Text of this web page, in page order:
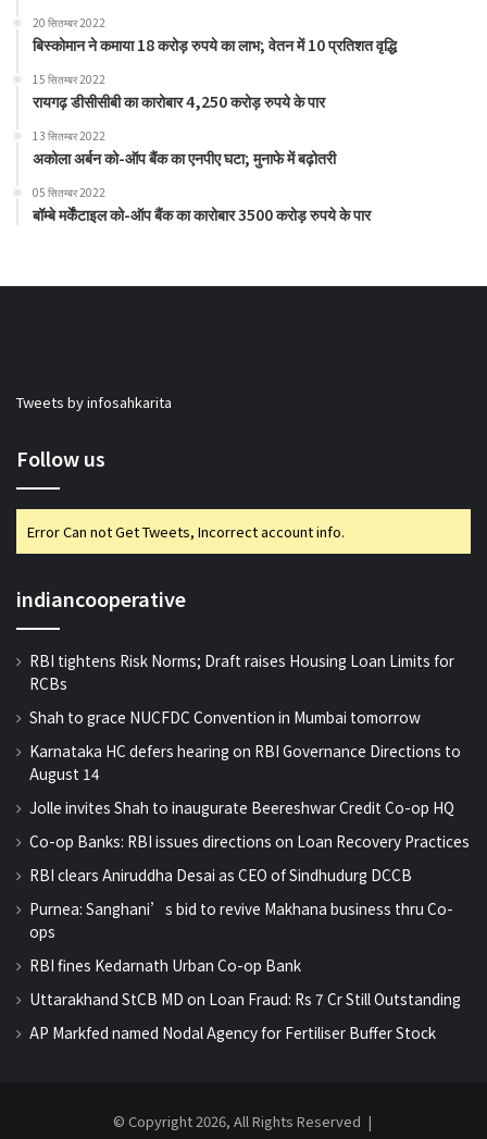
20 सितम्बर 2022
बिस्कोमान ने कमाया 18 करोड़ रुपये का लाभ; वेतन में 10 प्रतिशत वृद्धि
15 सितम्बर 2022
रायगढ़ डीसीसीबी का कारोबार 4,250 करोड़ रुपये के पार
13 सितम्बर 2022
अकोला अर्बन को-ऑप बैंक का एनपीए घटा; मुनाफे में बढ़ोतरी
05 सितम्बर 2022
बॉम्बे मर्केंटाइल को-ऑप बैंक का कारोबार 3500 करोड़ रुपये के पार
Tweets by infosahkarita
Follow us
Error Can not Get Tweets, Incorrect account info.
indiancooperative
RBI tightens Risk Norms; Draft raises Housing Loan Limits for
RCBs
Shah to grace NUCFDC Convention in Mumbai tomorrow
Karnataka HC defers hearing on RBI Governance Directions to
August 14
Jolle invites Shah to inaugurate Beereshwar Credit Co-op HQ
Co-op Banks: RBI issues directions on Loan Recovery Practices
RBI clears Aniruddha Desai as CEO of Sindhudurg DCCB
Purnea: Sanghani’s bid to revive Makhana business thru Co-
ops
RBI fines Kedarnath Urban Co-op Bank
Uttarakhand StCB MD on Loan Fraud: Rs 7 Cr Still Outstanding
AP Markfed named Nodal Agency for Fertiliser Buffer Stock
© Copyright 2026, All Rights Reserved |